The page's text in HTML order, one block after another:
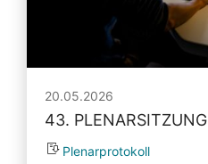
20.05.2026
43. PLENARSITZUNG
Plenarprotokoll